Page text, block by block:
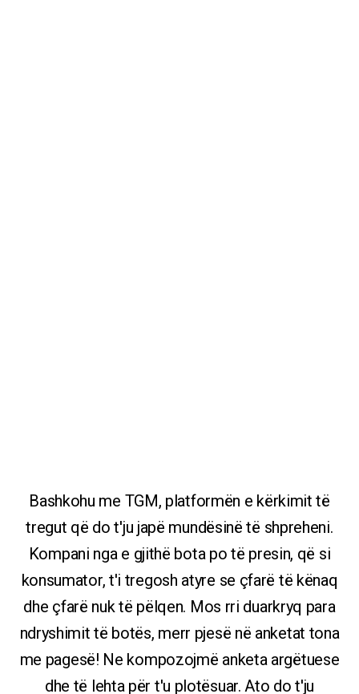
Bashkohu me TGM, platformën e kërkimit të
tregut që do t'ju japë mundësinë të shpreheni.
Kompani nga e gjithë bota po të presin, që si
konsumator, t'i tregosh atyre se çfarë të kënaq
dhe çfarë nuk të pëlqen. Mos rri duarkryq para
ndryshimit të botës, merr pjesë në anketat tona
me pagesë! Ne kompozojmë anketa argëtuese
dhe të lehta për t'u plotësuar. Ato do t'ju